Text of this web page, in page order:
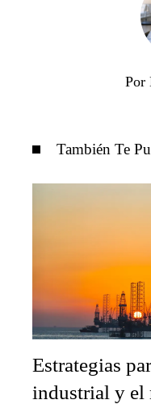
Por
También Te
Estrategias
industrial y el